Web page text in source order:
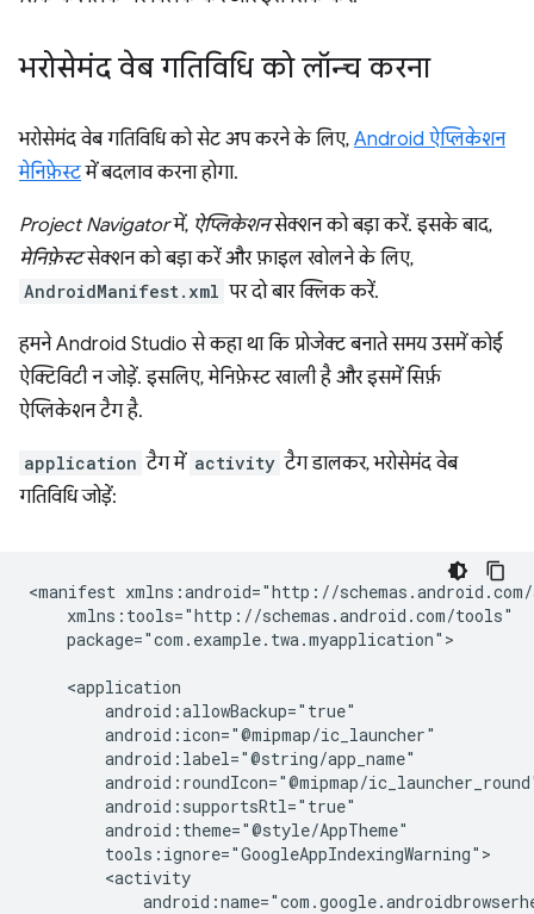
भरोसेमंद वेब गतिविधि को लॉन्च करना
भरोसेमंद वेब गतिविधि को सेट अप करने के लिए, Android ऐप्लिकेशन
मेनिफ़ेस्टमें बदलाव करना होगा.
Project Navigatorमें, ऐप्लिकेशनसेक्शन को बड़ा करें. इसके बाद,
मेनिफ़ेस्टसेक्शन को बड़ा करें और फ़ाइल खोलने के लिए,
AndroidManifest.xml पर दो बार क्लिक करें.
हमने Android Studio से कहा था कि प्रोजेक्ट बनाते समय उसमें कोई
ऐक्टिविटी न जोड़ें. इसलिए, मेनिफ़ेस्ट खाली है और इसमें सिर्फ़
ऐप्लिकेशन टैग है.
application टैग में activity टैग डालकर, भरोसेमंद वेब
गतिविधि जोड़ें:
<manifest
package="com.example.twa.myapplication">